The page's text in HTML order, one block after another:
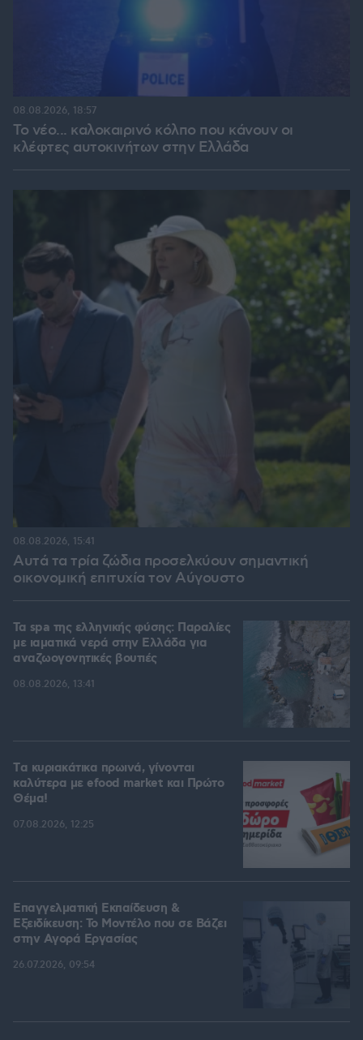
Το νέο... καλοκαιρινό κόλπο που κάνουν οι
κλέφτες αυτοκινήτων στην Ελλάδα
08.08.2026, 18:57
Αυτά τα τρία ζώδια προσελκύουν σημαντική
οικονομική επιτυχία τον Αύγουστο
08.08.2026, 15:41
Τα spa της ελληνικής φύσης: Παραλίες
με ιαματικά νερά στην Ελλάδα για
αναζωογονητικές βουτιές
08.08.2026, 13:41
Tα κυριακάτικα πρωινά, γίνονται
καλύτερα με efood market και Πρώτο
Θέμα!
07.08.2026, 12:25
Επαγγελματική Εκπαίδευση &
Εξειδίκευση: Το Mοντέλο που σε Bάζει
στην Aγορά Eργασίας
26.07.2026, 09:54